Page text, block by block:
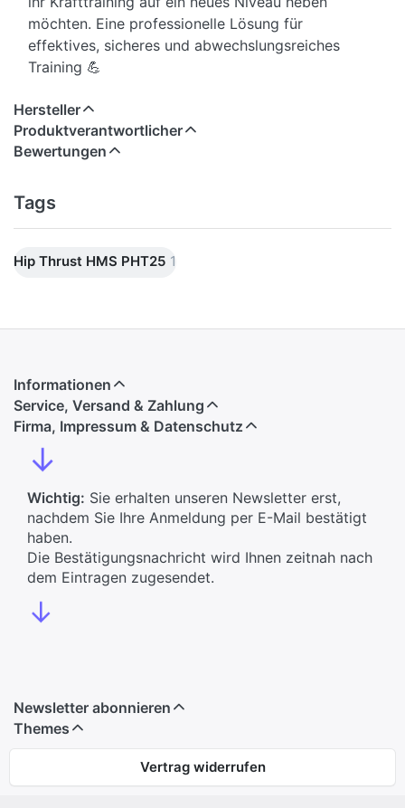
möchten. Eine professionelle Lösung für
effektives, sicheres und abwechslungsreiches
Training 💪
Hersteller
Produktverantwortlicher
Bewertungen
Tags
Hip Thrust HMS PHT25 1
Informationen
Service, Versand & Zahlung
Firma, Impressum & Datenschutz
↓
Wichtig: Sie erhalten unseren Newsletter erst,
nachdem Sie Ihre Anmeldung per E-Mail bestätigt
haben.
Die Bestätigungsnachricht wird Ihnen zeitnah nach
dem Eintragen zugesendet.
↓
Newsletter abonnieren
Themes
Vertrag widerrufen